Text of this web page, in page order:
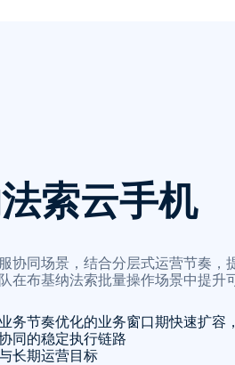
索云手机
协同场景，结合分层式运营节奏，
在布基纳法索批量操作场景中提升
务节奏优化的业务窗口期快速扩容
同的稳定执行链路
长期运营目标